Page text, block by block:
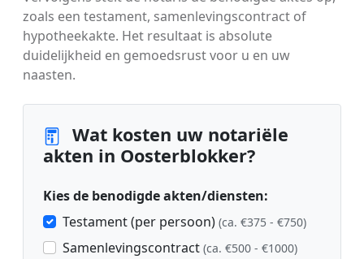
zoals een testament, samenlevingscontract of
hypotheekakte. Het resultaat is absolute
duidelijkheid en gemoedsrust voor u en uw
naasten.
Wat kosten uw notariële
akten in Oosterblokker?
Kies de benodigde akten/diensten:
Testament (per persoon) (ca. €375 - €750)
Samenlevingscontract (ca. €500 - €1000)